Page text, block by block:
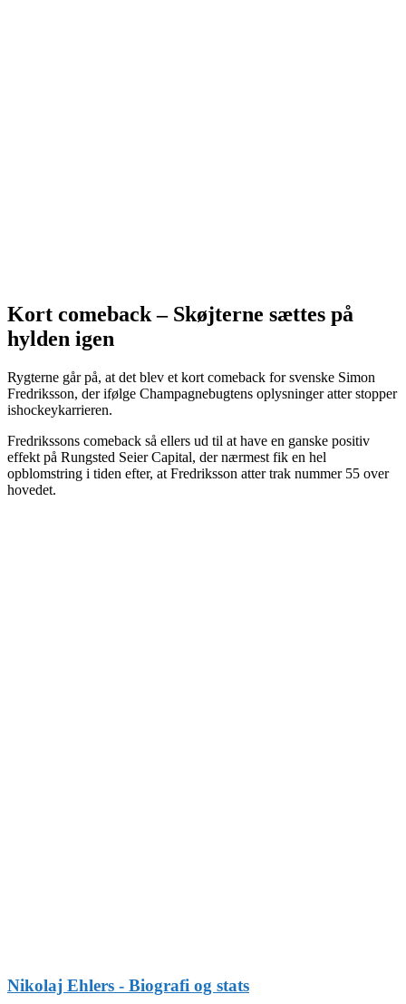
Kort comeback – Skøjterne sættes på
hylden igen
Rygterne går på, at det blev et kort comeback for svenske Simon
Fredriksson, der ifølge Champagnebugtens oplysninger atter stopper
ishockeykarrieren.
Fredrikssons comeback så ellers ud til at have en ganske positiv
effekt på Rungsted Seier Capital, der nærmest fik en hel
opblomstring i tiden efter, at Fredriksson atter trak nummer 55 over
hovedet.
Nikolaj Ehlers - Biografi og stats